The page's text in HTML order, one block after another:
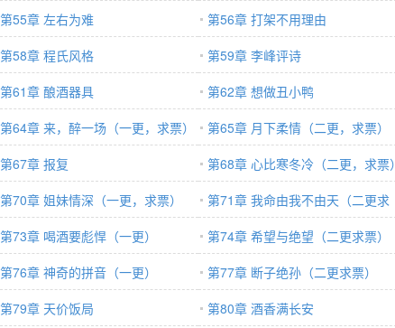
第55章 左右为难
第56章 打架不用理由
第58章 程氏风格
第59章 李峰评诗
第61章 酿酒器具
第62章 想做丑小鸭
第64章 来，醉一场（一更，求票）
第65章 月下柔情（二更，求票）
第67章 报复
第68章 心比寒冬冷（二更，求票）
第70章 姐妹情深（一更，求票）
第71章 我命由我不由天（二更求
票）
第73章 喝酒要彪悍（一更）
第74章 希望与绝望（二更求票）
第76章 神奇的拼音（一更）
第77章 断子绝孙（二更求票）
第79章 天价饭局
第80章 酒香满长安